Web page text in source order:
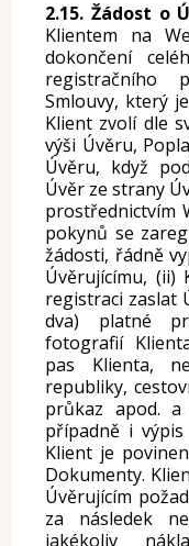
2.15. Žádost o
Klientem na
dokončení
registračního
Smlouvy, který
Klient zvolí dle
výši Úvěru,
Úvěru, když
Úvěr ze strany
prostřednictvím
pokynů se
žádosti, řádně
Úvěrujícímu,
registraci zaslat
dva) platné
fotografií
pas Klienta,
republiky,
průkaz apod.
případně i
Klient je
Dokumenty.
Úvěrujícím
za následek
jakékoliv